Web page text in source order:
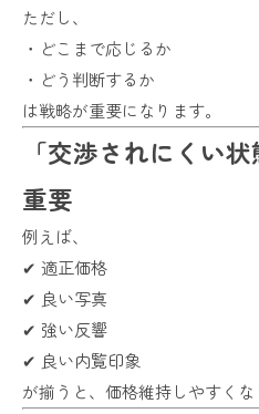
ただし、
・どこまで応じるか
・どう判断するか
は戦略が重要になります。
「交渉されにくい
重要
例えば、
✔ 適正価格
✔ 良い写真
✔ 強い反響
✔ 良い内覧印象
が揃うと、価格維持しやすくな